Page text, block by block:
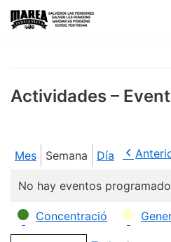
Saltar
Actividades –
Mes Semana Día
No hay eventos
Categorías
Concentració